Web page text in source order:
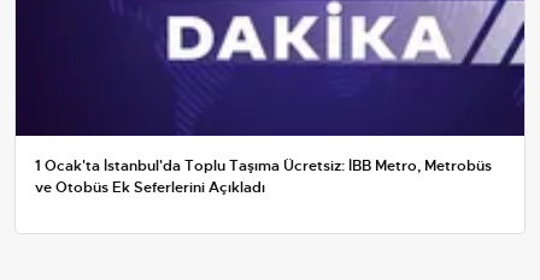
1 Ocak'ta İstanbul'da Toplu Taşıma Ücretsiz: İBB Metro, Metrobüs
ve Otobüs Ek Seferlerini Açıkladı